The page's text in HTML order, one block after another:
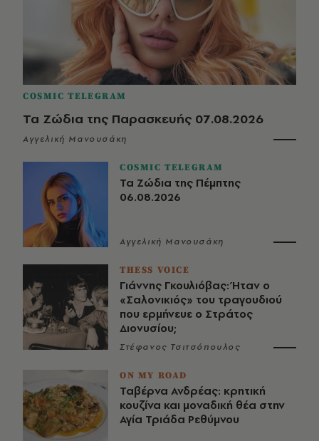
COSMIC TELEGRAM
Τα Ζώδια της Παρασκευής 07.08.2026
Αγγελική Μανουσάκη
COSMIC TELEGRAM
Τα Ζώδια της Πέμπτης
06.08.2026
Αγγελική Μανουσάκη
THESS VOICE
Γιάννης Γκουλιόβας: Ήταν ο
«Σαλονικιός» του τραγουδιού
που ερμήνευε ο Στράτος
Διονυσίου;
Στέφανος Τσιτσόπουλος
ON MY ROAD
Ταβέρνα Ανδρέας: κρητική
κουζίνα και μοναδική θέα στην
Αγία Τριάδα Ρεθύμνου